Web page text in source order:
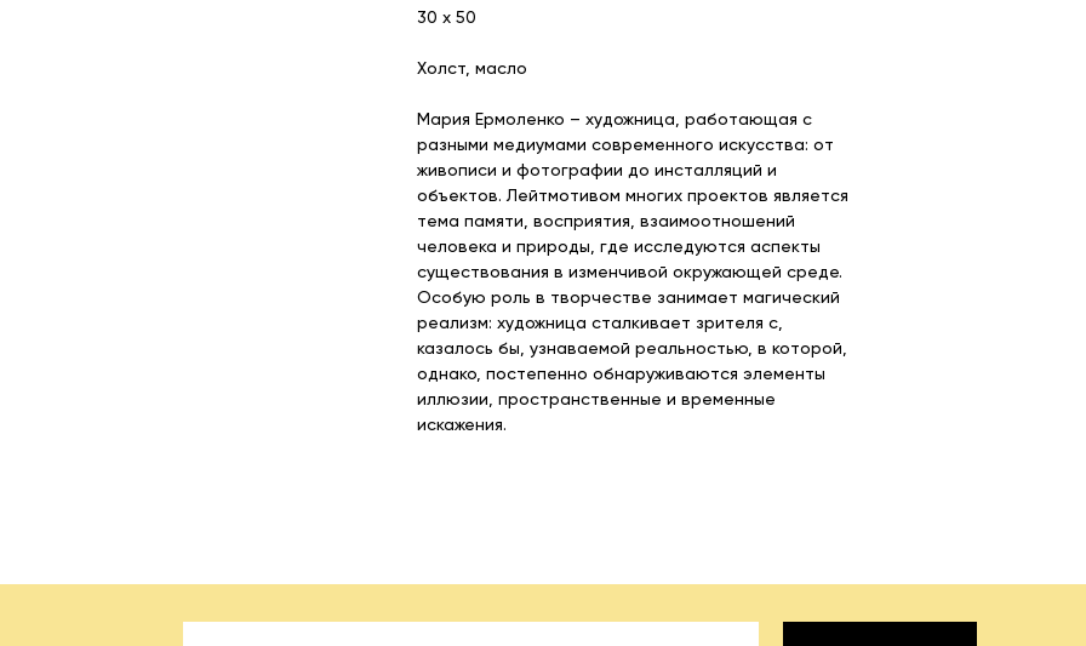
30 х 50
Холст, масло
Мария Ермоленко – художница, работающая с
разными медиумами современного искусства: от
живописи и фотографии до инсталляций и
объектов. Лейтмотивом многих проектов является
тема памяти, восприятия, взаимоотношений
человека и природы, где исследуются аспекты
существования в изменчивой окружающей среде.
Особую роль в творчестве занимает магический
реализм: художница сталкивает зрителя с,
казалось бы, узнаваемой реальностью, в которой,
однако, постепенно обнаруживаются элементы
иллюзии, пространственные и временные
искажения.